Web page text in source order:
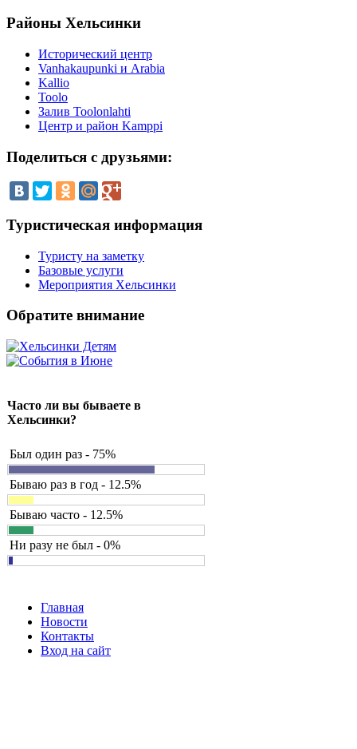
Районы Хельсинки
Исторический центр
Vanhakaupunki и Arabia
Kallio
Toolo
Залив Toolonlahti
Центр и район Kamppi
Поделиться с друзьями:
Туристическая информация
Туристу на заметку
Базовые услуги
Мероприятия Хельсинки
Обратите внимание
Часто ли вы бываете в
Хельсинки?
Был один раз - 75%
Бываю раз в год - 12.5%
Бываю часто - 12.5%
Ни разу не был - 0%
Главная
Новости
Контакты
Вход на сайт